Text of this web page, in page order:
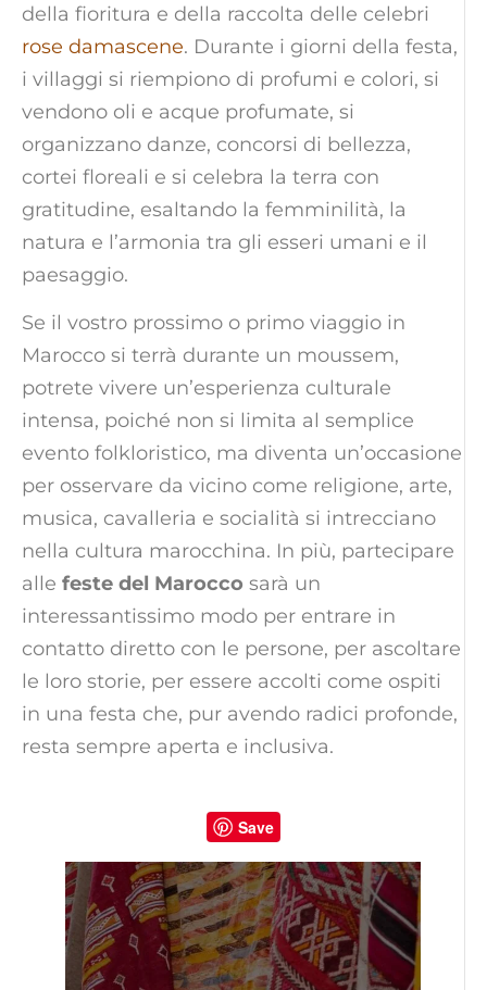
della fioritura e della raccolta delle celebri
rose damascene. Durante i giorni della festa,
i villaggi si riempiono di profumi e colori, si
vendono oli e acque profumate, si
organizzano danze, concorsi di bellezza,
cortei floreali e si celebra la terra con
gratitudine, esaltando la femminilità, la
natura e l’armonia tra gli esseri umani e il
paesaggio.
Se il vostro prossimo o primo viaggio in
Marocco si terrà durante un moussem,
potrete vivere un’esperienza culturale
intensa, poiché non si limita al semplice
evento folkloristico, ma diventa un’occasione
per osservare da vicino come religione, arte,
musica, cavalleria e socialità si intrecciano
nella cultura marocchina. In più, partecipare
alle feste del Marocco sarà un
interessantissimo modo per entrare in
contatto diretto con le persone, per ascoltare
le loro storie, per essere accolti come ospiti
in una festa che, pur avendo radici profonde,
resta sempre aperta e inclusiva.
Save